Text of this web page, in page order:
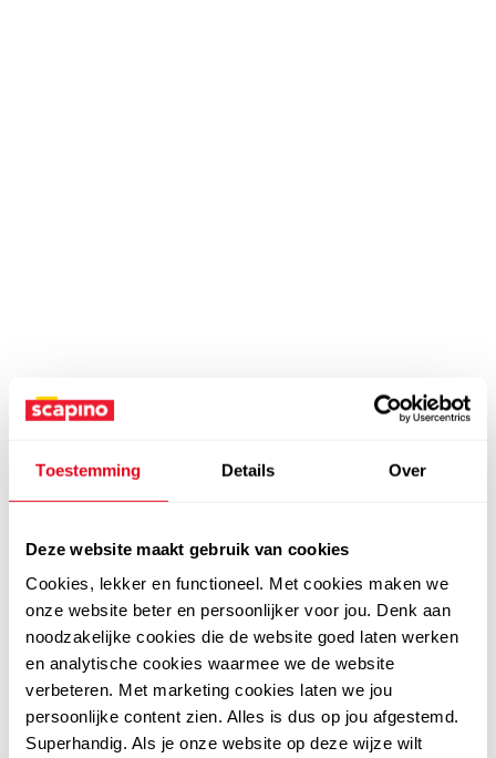
Toestemming Details Over
Deze website maakt gebruik van cookies
Cookies, lekker en functioneel. Met cookies maken we
onze website beter en persoonlijker voor jou. Denk aan
noodzakelijke cookies die de website goed laten werken
en analytische cookies waarmee we de website
verbeteren. Met marketing cookies laten we jou
persoonlijke content zien. Alles is dus op jou afgestemd.
Superhandig. Als je onze website op deze wijze wilt